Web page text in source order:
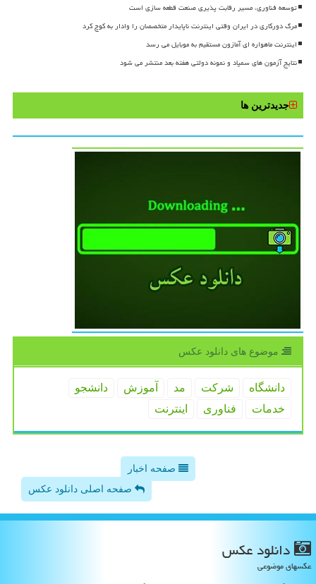
توسعه فناوری، مسیر رقابت پذیری صنعت قطعه سازی است
مرگ دورکاری در ایران وقتی اینترنت ناپایدار متخصصان را وادار به کوچ کرد
اینترنت ماهواره ای آمازون مستقیم به موبایل می رسد
نتایج آزمون های سمپاد و نمونه دولتی هفته بعد منتشر می شود
جدیدترین ها
موضوع های دانلود عكس
دانشگاه شركت مد آموزش
دانشجو
خدمات
فناوری اینترنت
صفحه اخبار
صفحه اصلی دانلود عکس
دانلود عكس
عکسهای موضوعی